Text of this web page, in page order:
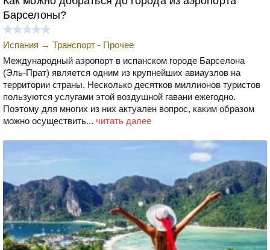
Барселоны?
Испания → Транспорт - Прочее
Международный аэропорт в испанском городе Барселона
(Эль-Прат) является одним из крупнейших авиаузлов на
территории страны. Несколько десятков миллионов туристов
пользуются услугами этой воздушной гавани ежегодно.
Поэтому для многих из них актуален вопрос, каким образом
можно осуществить... читать далее